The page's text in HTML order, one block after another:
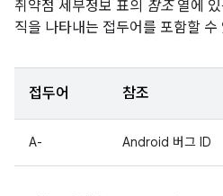
취약점 세부정보 표의 참조열에 있
직을 나타내는 접두어를 포함할 수
접두어 참조
A- Android 버그 ID